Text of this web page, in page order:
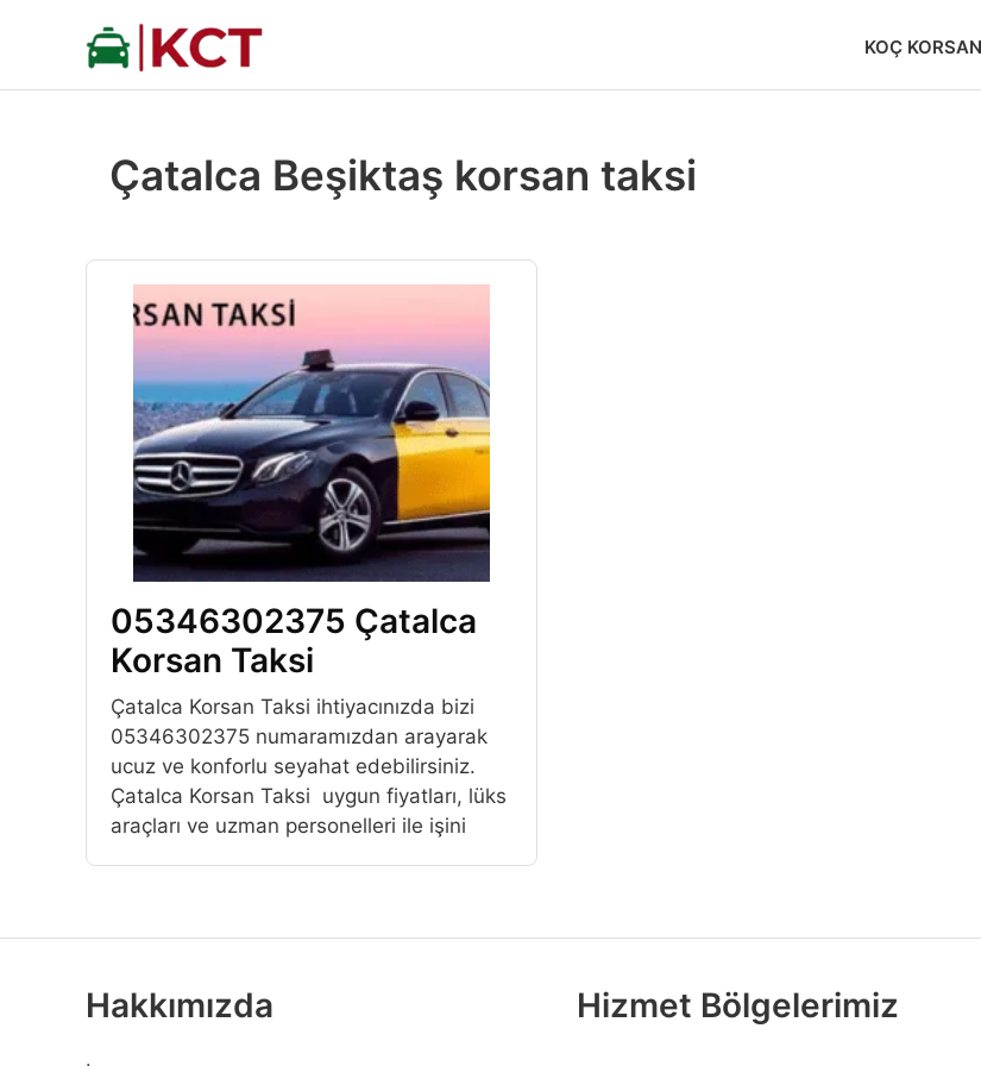
KOÇ
Çatalca Beşiktaş korsan taksi
05346302375 Çatalca
Korsan Taksi
Çatalca Korsan Taksi ihtiyacınızda bizi
05346302375 numaramızdan arayarak
ucuz ve konforlu seyahat edebilirsiniz.
Çatalca Korsan Taksi uygun fiyatları, lüks
araçları ve uzman personelleri ile işini
Hakkımızda Hizmet Bölgelerimiz